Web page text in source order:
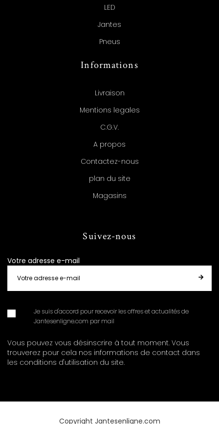
LED
Jantes
Pneus
Informations
Livraison
Mentions legales
C.G.V.
A propos
Contactez-nous
plan du site
Magasins
Suivez-nous
Votre adresse e-mail
Je suis d'accord pour recevoir les offres et actualités de
Jantesenligne.com par mail
Vous pouvez vous désinscrire à tout moment. Vous
trouverez pour cela nos informations de contact dans
les conditions d'utilisation du site.
Copyright Jantesenligne.com